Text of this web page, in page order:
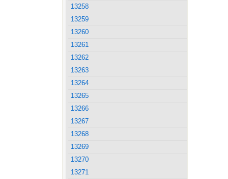
13258
13259
13260
13261
13262
13263
13264
13265
13266
13267
13268
13269
13270
13271